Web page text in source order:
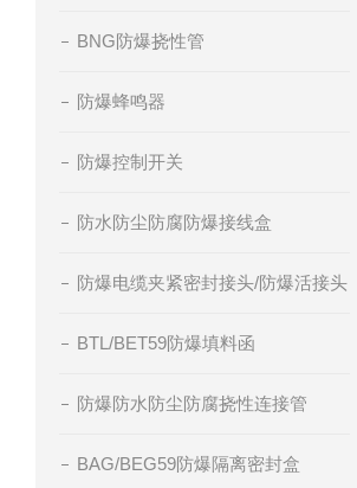
BNG防爆挠性管
防爆蜂鸣器
防爆控制开关
防水防尘防腐防爆接线盒
防爆电缆夹紧密封接头/防爆活接头
BTL/BET59防爆填料函
防爆防水防尘防腐挠性连接管
BAG/BEG59防爆隔离密封盒